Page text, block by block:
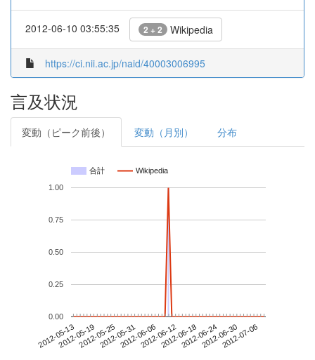
2012-06-10 03:55:35 2 + 2 Wikipedia
https://ci.nii.ac.jp/naid/40003006995
言及状況
変動（ピーク前後） 変動（月別） 分布
合計 Wikipedia
2012-05-132012-05-192012-05-252012-05-312012-06-062012-06-122012-06-182012-06-242012-06-302012-07-06
0.00
0.25
0.50
0.75
1.00